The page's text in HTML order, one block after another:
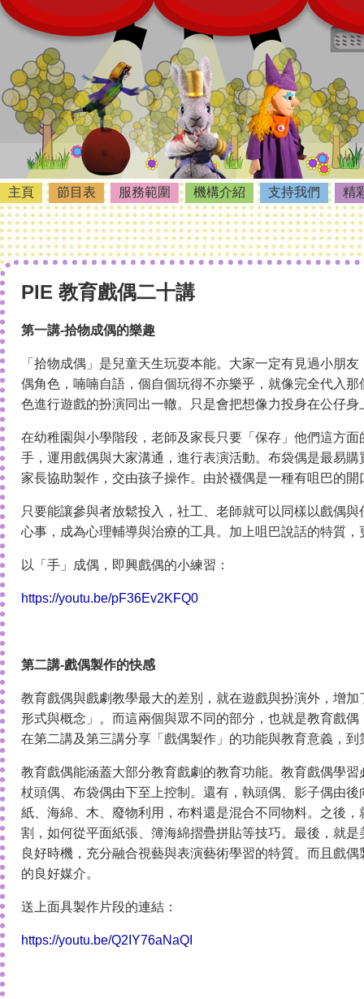
主頁 節目表 服務範圍 機構介紹 支持我們 精
PIE 教育戲偶二十講
第一講-拾物成偶的樂趣
「拾物成偶」是兒童天生玩耍本能。大家一定有見過小朋
偶角色，喃喃自語，個自個玩得不亦樂乎，就像完全代入
色進行遊戲的扮演同出一轍。只是會把想像力投身在公仔
在幼稚園與小學階段，老師及家長只要「保存」他們這方
手，運用戲偶與大家溝通，進行表演活動。布袋偶是最易
家長協助製作，交由孩子操作。由於襪偶是一種有咀巴的
只要能讓參與者放鬆投入，社工、老師就可以同樣以戲偶
心事，成為心理輔導與治療的工具。加上咀巴說話的特質
以「手」成偶，即興戲偶的小練習：
https://youtu.be/pF36Ev2KFQ0
第二講-戲偶製作的快感
教育戲偶與戲劇教學最大的差別，就在遊戲與扮演外，增
形式與概念」。而這兩個與眾不同的部分，也就是教育戲
在第二講及第三講分享「戲偶製作」的功能與教育意義，
教育戲偶能涵蓋大部分教育戲劇的教育功能。教育戲偶學
杖頭偶、布袋偶由下至上控制。還有，執頭偶、影子偶由
紙、海綿、木、廢物利用，布料還是混合不同物料。之後
割，如何從平面紙張、簿海綿摺疊拼貼等技巧。最後，就
良好時機，充分融合視藝與表演藝術學習的特質。而且戲
的良好媒介。
送上面具製作片段的連結：
https://youtu.be/Q2IY76aNaQI